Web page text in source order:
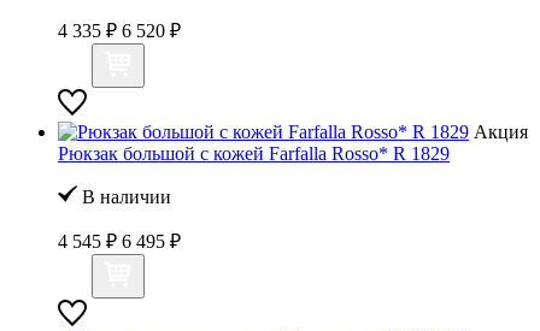
4 335 ₽ 6 520 ₽
Акция
Рюкзак большой с кожей Farfalla Rosso* R 1829
В наличии
4 545 ₽ 6 495 ₽